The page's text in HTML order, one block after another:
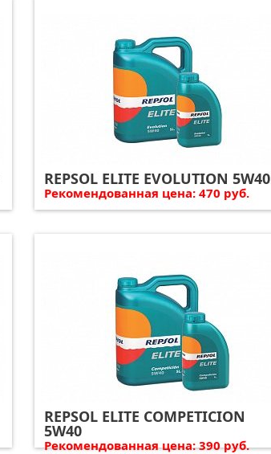
REPSOL ELITE EVOLUTION 5W40
Рекомендованная цена: 470 руб.
REPSOL ELITE COMPETICION
5W40
Рекомендованная цена: 390 руб.